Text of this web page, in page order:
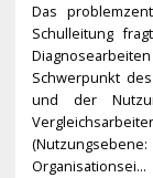
Das
Schulleitung
Schwerpunkt
und der
Organisationsei...